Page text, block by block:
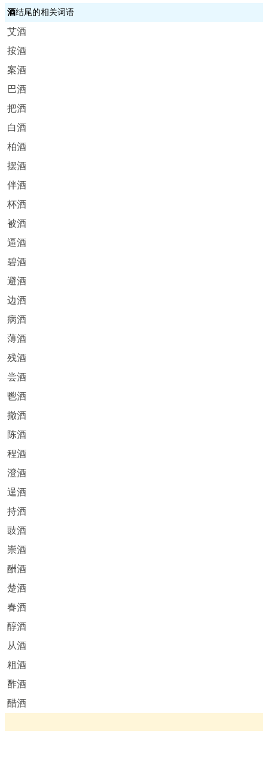
酒结尾的相关词语
艾酒
按酒
案酒
巴酒
把酒
白酒
柏酒
摆酒
伴酒
杯酒
被酒
逼酒
碧酒
避酒
边酒
病酒
薄酒
残酒
尝酒
鬯酒
撤酒
陈酒
程酒
澄酒
逞酒
持酒
豉酒
崇酒
酬酒
楚酒
春酒
醇酒
从酒
粗酒
酢酒
醋酒